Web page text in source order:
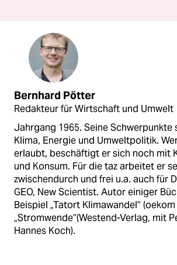
Bernhard Pötter
Redakteur für Wirtschaft und Umwelt
Jahrgang 1965. Seine Schwerpunkte
Klima, Energie und Umweltpolitik.
erlaubt, beschäftigt er sich noch mit
und Konsum. Für die taz arbeitet er
zwischendurch und frei u.a. auch für
GEO, New Scientist. Autor einiger
Beispiel „Tatort Klimawandel“
„Stromwende“(Westend-Verlag, mit
Hannes Koch).